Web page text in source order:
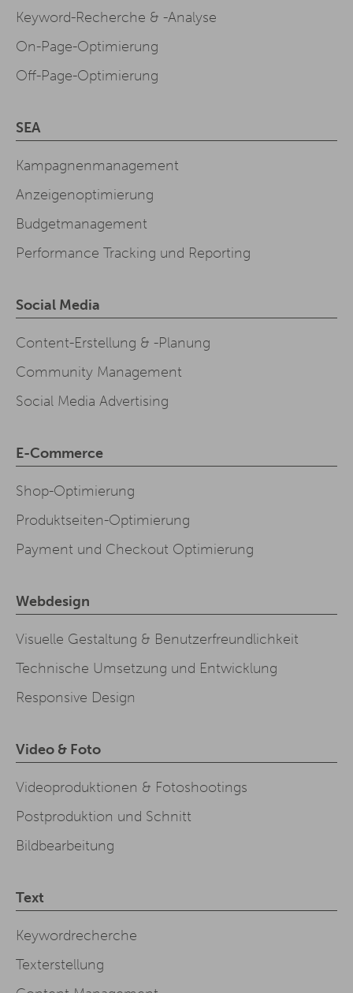
Keyword-Recherche & -Analyse
On-Page-Optimierung
Off-Page-Optimierung
SEA
Kampagnenmanagement
Anzeigenoptimierung
Budgetmanagement
Performance Tracking und Reporting
Social Media
Content-Erstellung & -Planung
Community Management
Social Media Advertising
E-Commerce
Shop-Optimierung
Produktseiten-Optimierung
Payment und Checkout Optimierung
Webdesign
Visuelle Gestaltung & Benutzerfreundlichkeit
Technische Umsetzung und Entwicklung
Responsive Design
Video & Foto
Videoproduktionen & Fotoshootings
Postproduktion und Schnitt
Bildbearbeitung
Text
Keywordrecherche
Texterstellung